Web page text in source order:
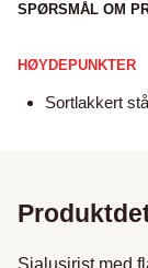
SPØRSMÅL OM
HØYDEPUNKTER
Sortlakkert